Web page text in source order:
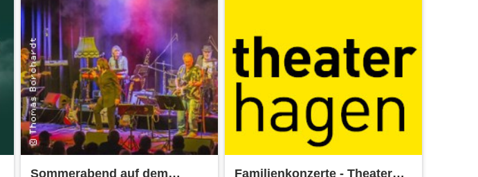
Sommerabend auf dem
Familienkonzerte - Theater